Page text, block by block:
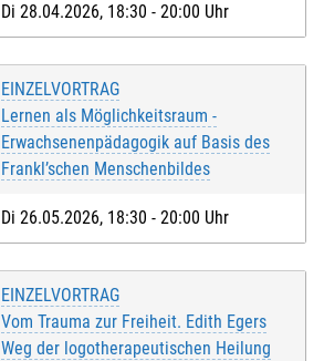
Di 28.04.2026, 18:30 - 20:00 Uhr
EINZELVORTRAG
Lernen als Möglichkeitsraum -
Erwachsenenpädagogik auf Basis des
Frankl’schen Menschenbildes
Di 26.05.2026, 18:30 - 20:00 Uhr
EINZELVORTRAG
Vom Trauma zur Freiheit. Edith Egers
Weg der logotherapeutischen Heilung